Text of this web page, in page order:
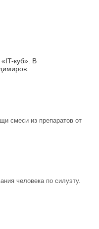
куб». В
смеси из препаратов от
человека по силуэту.